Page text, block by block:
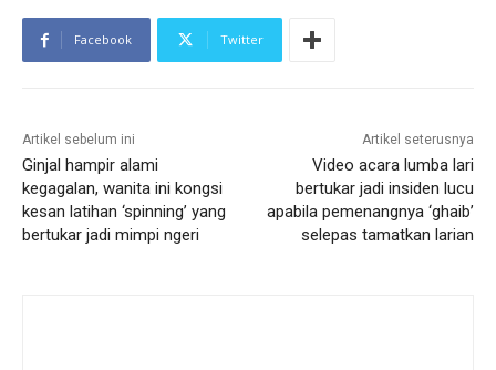
Facebook Twitter
Artikel sebelum ini
Ginjal hampir alami
kegagalan, wanita ini kongsi
kesan latihan ‘spinning’ yang
bertukar jadi mimpi ngeri
Artikel seterusnya
Video acara lumba lari
bertukar jadi insiden lucu
apabila pemenangnya ‘ghaib’
selepas tamatkan larian